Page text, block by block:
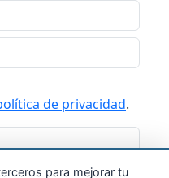
de privacidad.
para mejorar tu